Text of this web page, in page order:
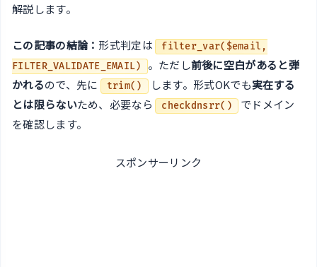
解説します。
この記事の結論： 形式判定は
filter_var($email,
FILTER_VALIDATE_EMAIL)
。ただし前後に空白があると弾
かれるので、先に trim() します。形式OKでも実在する
とは限らないため、必要なら checkdnsrr()
でドメイン
を確認します。
スポンサーリンク